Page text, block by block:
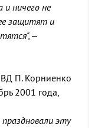
и ничего не
защитят и
–
П. Корниенко
2001 года,
эту